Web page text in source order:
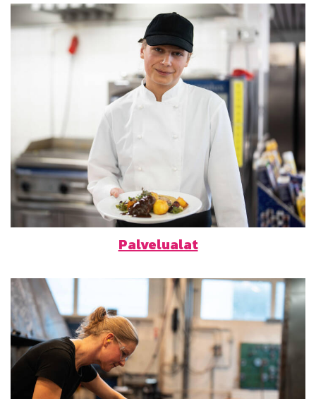
Palvelualat